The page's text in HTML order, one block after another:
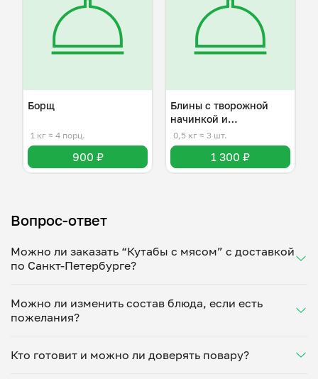
Борщ
1 кг ≈ 4 порц.
900 ₽
Блины с творожной
начинкой и
слабосоленой форелью
0,5 кг ≈ 3 шт.
1 300 ₽
Вопрос-ответ
Можно ли заказать “Кутабы с мясом” с доставкой
по Санкт-Петербурге?
Укажите удобное время — и получите свежее
домашнее блюдо в большой порции прямо с плиты.
минут. Статус заказа отслеживайте в личном
кабинете, а с поваром можно связаться напрямую в
Можно ли изменить состав блюда, если есть
пожелания?
ваши предпочтения: уберет специи, снизит
Кто готовит и можно ли доверять повару?